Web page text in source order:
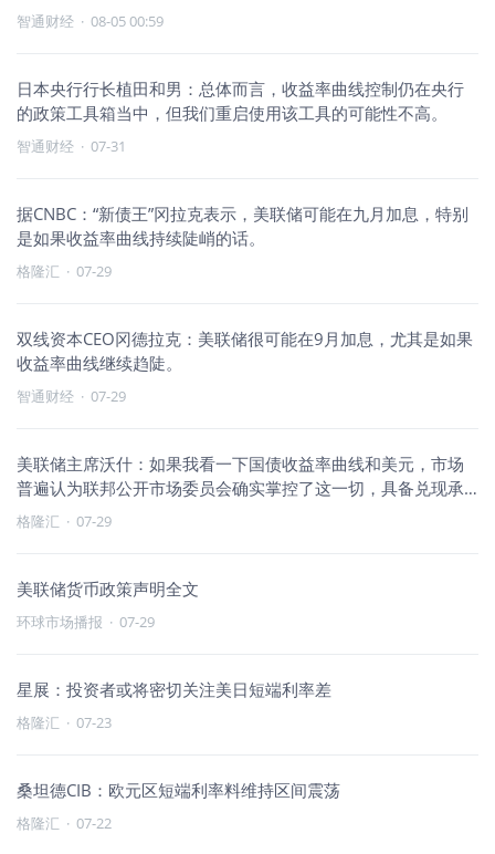
智通财经 · 08-05 00:59
日本央行行长植田和男：总体而言，收益率曲线控制仍在央行
的政策工具箱当中，但我们重启使用该工具的可能性不高。
智通财经 · 07-31
据CNBC：“新债王”冈拉克表示，美联储可能在九月加息，特别
是如果收益率曲线持续陡峭的话。
格隆汇 · 07-29
双线资本CEO冈德拉克：美联储很可能在9月加息，尤其是如果
收益率曲线继续趋陡。
智通财经 · 07-29
美联储主席沃什：如果我看一下国债收益率曲线和美元，市场
普遍认为联邦公开市场委员会确实掌控了这一切，具备兑现承
诺的可信度。
格隆汇 · 07-29
美联储货币政策声明全文
环球市场播报 · 07-29
星展：投资者或将密切关注美日短端利率差
格隆汇 · 07-23
桑坦德CIB：欧元区短端利率料维持区间震荡
格隆汇 · 07-22